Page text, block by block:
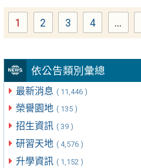
依公告類別彙總
最新消息 ( 11,446 )
榮譽園地 ( 135 )
招生資訊 ( 39 )
研習天地 ( 4,576 )
升學資訊 ( 1,152 )
Page
1 Page
2 Page
3 Page
4 ...